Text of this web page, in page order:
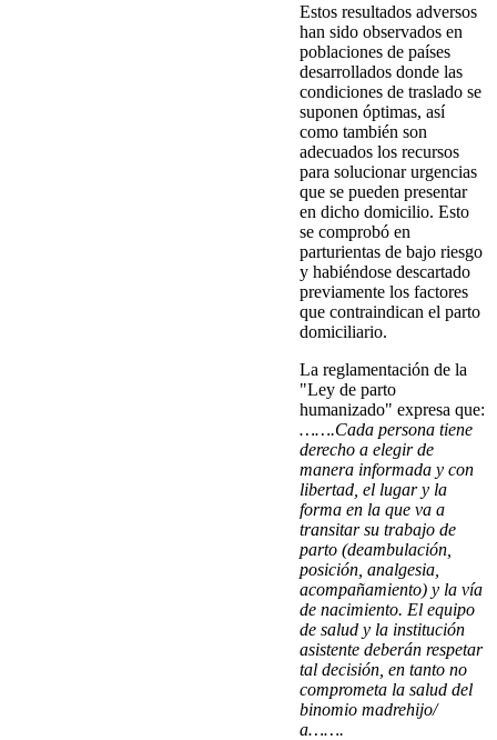
Estos resultados adversos
han sido observados en
poblaciones de países
desarrollados donde las
condiciones de traslado se
suponen óptimas, así
como también son
adecuados los recursos
para solucionar urgencias
que se pueden presentar
en dicho domicilio. Esto
se comprobó en
parturientas de bajo riesgo
y habiéndose descartado
previamente los factores
que contraindican el parto
domiciliario.
La reglamentación de la
"Ley de parto
humanizado" expresa que:
…….Cada persona tiene
derecho a elegir de
manera informada y con
libertad, el lugar y la
forma en la que va a
transitar su trabajo de
parto (deambulación,
posición, analgesia,
acompañamiento) y la vía
de nacimiento. El equipo
de salud y la institución
asistente deberán respetar
tal decisión, en tanto no
comprometa la salud del
binomio madrehijo/
a…….